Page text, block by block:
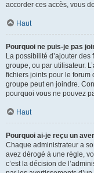
accorder ces accès, vous
Haut
Pourquoi ne puis-je pas
La possibilité d’ajouter
groupe, ou par utilisateur.
fichiers joints pour le forum
groupe peut en joindre.
pourquoi vous ne pouvez
Haut
Pourquoi ai-je reçu un
Chaque administrateur a
avez dérogé à une règle,
c’est la décision de